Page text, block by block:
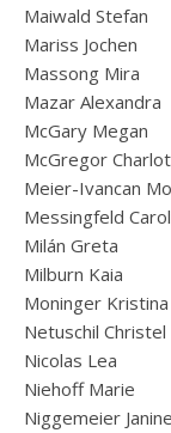
Maiwald Stefan
Mariss Jochen
Massong Mira
Mazar Alexandra
McGary Megan
McGregor
Meier-Ivancan
Messingfeld
Milán Greta
Milburn Kaia
Moninger Kristina
Netuschil Christel
Nicolas Lea
Niehoff Marie
Niggemeier Janine